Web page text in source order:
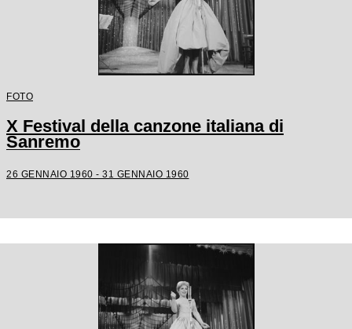
FOTO
X Festival della canzone italiana di
Sanremo
26 GENNAIO 1960 - 31 GENNAIO 1960